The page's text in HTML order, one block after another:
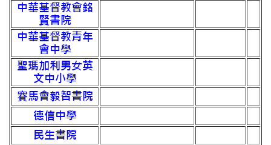
中華基督教會銘
賢書院
中華基督教青年
會中學
聖瑪加利男女英
文中小學
賽馬會毅智書院
德信中學
民生書院